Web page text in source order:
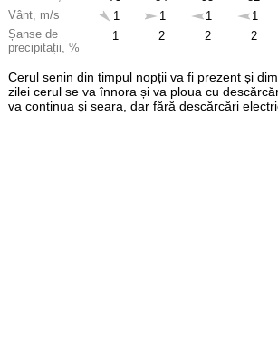
Vânt, m/s
Șanse de
precipitații, %
1
49
1
1
1
2
1
2
1
2
Cerul senin din timpul nopții va fi prezent și
zilei cerul se va înnora și va ploua cu
va continua și seara, dar fără descărcări